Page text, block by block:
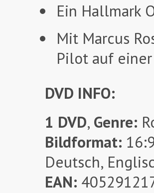
Ein Hallmark
Mit Marcus
Pilot auf
DVD INFO:
1 DVD, Genre:
Bildformat:
Deutsch,
EAN: